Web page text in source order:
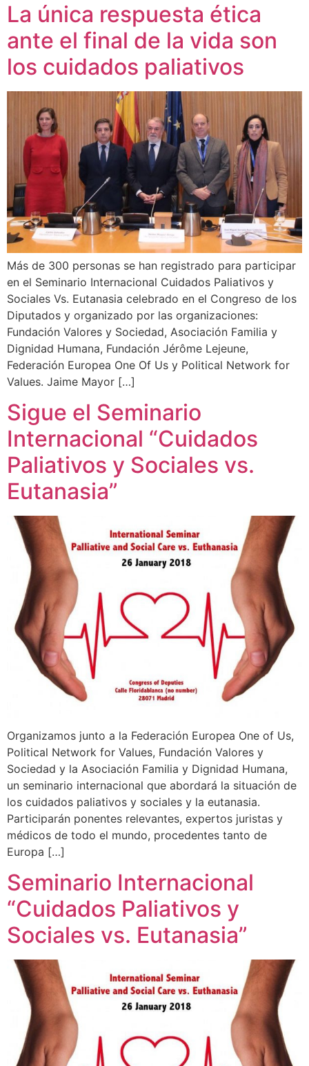
La única respuesta ética
ante el final de la vida son
los cuidados paliativos
Más de 300 personas se han registrado para participar
en el Seminario Internacional Cuidados Paliativos y
Sociales Vs. Eutanasia celebrado en el Congreso de los
Diputados y organizado por las organizaciones:
Fundación Valores y Sociedad, Asociación Familia y
Dignidad Humana, Fundación Jérôme Lejeune,
Federación Europea One Of Us y Political Network for
Values. Jaime Mayor […]
Sigue el Seminario
Internacional “Cuidados
Paliativos y Sociales vs.
Eutanasia”
Organizamos junto a la Federación Europea One of Us,
Political Network for Values, Fundación Valores y
Sociedad y la Asociación Familia y Dignidad Humana,
un seminario internacional que abordará la situación de
los cuidados paliativos y sociales y la eutanasia.
Participarán ponentes relevantes, expertos juristas y
médicos de todo el mundo, procedentes tanto de
Europa […]
Seminario Internacional
“Cuidados Paliativos y
Sociales vs. Eutanasia”